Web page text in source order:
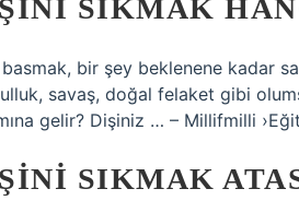
SIKMAK
bir şey beklenene kadar
savaş, doğal felaket gibi
gelir? Dişiniz … – Millifmilli
SIKMAK